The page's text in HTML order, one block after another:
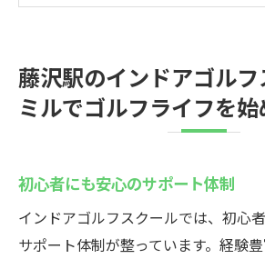
目標達成を支えるモチベー
最新ゴルフシミュレーターでリ
リアルなコース体験を可能
シミュレーターを活用した
初心者でも安心の操作方法
藤沢駅のインドアゴル
ミルでゴルフライフを始
初心者にも安心のサポート体制
インドアゴルフスクールでは、初心
サポート体制が整っています。経験